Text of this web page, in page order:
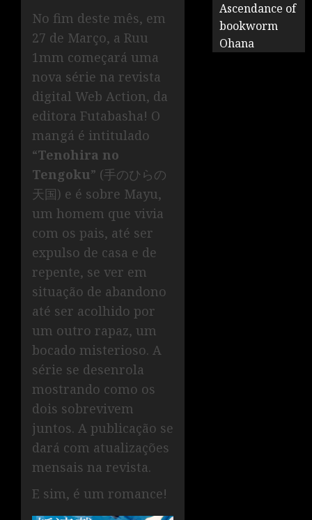
No fim deste mês, em
27 de Março, a Ruu
1mm começará uma
nova série na revista
digital Web Action, da
editora Futabasha! O
mangá é intitulado
“Tenohira no
Tengoku” (手のひらの
天国) e é sobre Mayu,
um homem que vivia
com os pais, até ser
expulso de casa e de
repente, se ver em
situação de abandono
até ser acolhido por
um outro rapaz, um
bocado misterioso. A
série se desenrola
mostrando como os
dois sobrevivem
juntos. A publicação se
dará com atualizações
mensais na revista.
E sim, é um romance!
Ascendance of
bookworm
Ohana